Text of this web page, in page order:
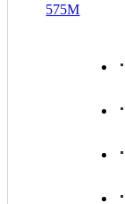
575M